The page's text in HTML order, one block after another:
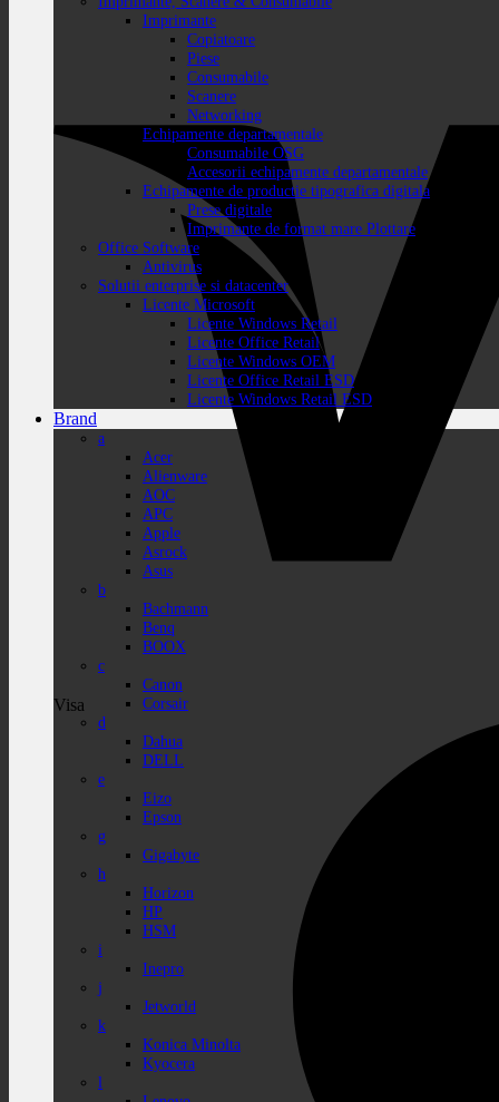
Visa
Imprimante
Copiatoare
Piese
Consumabile
Scanere
Networking
Echipamente departamentale
Consumabile OSG
Accesorii echipamente departamentale
Echipamente de productie tipografica digitala
Prese digitale
Imprimante de format mare Plottare
Office Software
Antivirus
Solutii enterprise si datacenter
Licente Microsoft
Licente Windows Retail
Licente Office Retail
Licente Windows OEM
Licente Office Retail ESD
Licente Windows Retail ESD
Brand
a
Acer
Alienware
AOC
APC
Apple
Asrock
Asus
b
Bachmann
Benq
BOOX
c
Canon
Corsair
d
Dahua
DELL
e
Eizo
Epson
g
Gigabyte
h
Horizon
HP
HSM
i
Inepro
j
Jetworld
k
Konica Minolta
Kyocera
l